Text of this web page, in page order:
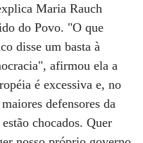
Maria Rauch
do Povo. "O que
disse um basta à
afirmou ela a
é excessiva e, no
defensores da
chocados. Quer